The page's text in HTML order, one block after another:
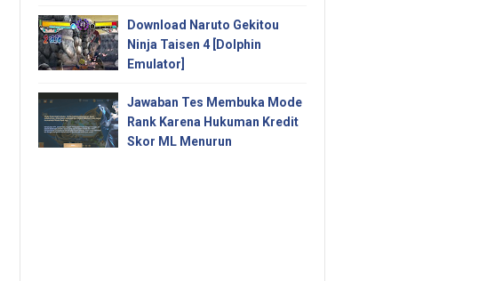
Download Naruto Gekitou
Ninja Taisen 4 [Dolphin
Emulator]
Jawaban Tes Membuka Mode
Rank Karena Hukuman Kredit
Skor ML Menurun